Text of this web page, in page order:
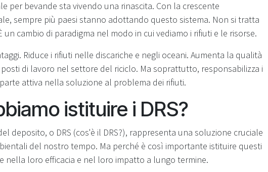
per bevande sta vivendo una rinascita. Con la crescente
sempre più paesi stanno adottando questo sistema. Non si tratta
cambio di paradigma nel modo in cui vediamo i rifiuti e le risorse.
Riduce i rifiuti nelle discariche e negli oceani. Aumenta la qualità
di lavoro nel settore del riciclo. Ma soprattutto, responsabilizza i
attiva nella soluzione al problema dei rifiuti.
istituire i DRS?
deposito, o DRS (cos'è il DRS?), rappresenta una soluzione cruciale
del nostro tempo. Ma perché è così importante istituire questi
nella loro efficacia e nel loro impatto a lungo termine.